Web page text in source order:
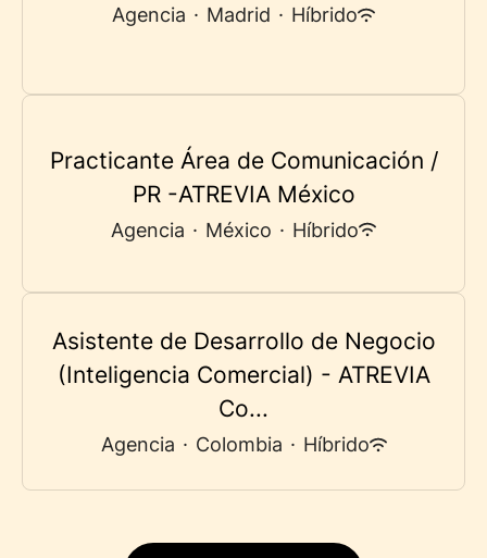
Agencia · Madrid · Híbrido
Practicante Área de Comunicación /
PR -ATREVIA México
Agencia · México · Híbrido
Asistente de Desarrollo de Negocio
(Inteligencia Comercial) - ATREVIA
Co...
Agencia · Colombia · Híbrido